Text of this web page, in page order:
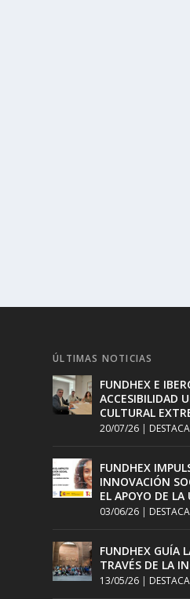
ÚLTIMAS NOTICIAS
FUNDHEX E
ACCESIBILIDAD
CULTURAL
20/07/26 |
FUNDHEX
INNOVACIÓN
EL APOYO DE
03/06/26 |
FUNDHEX GUÍA
TRAVÉS DE LA
13/05/26 |